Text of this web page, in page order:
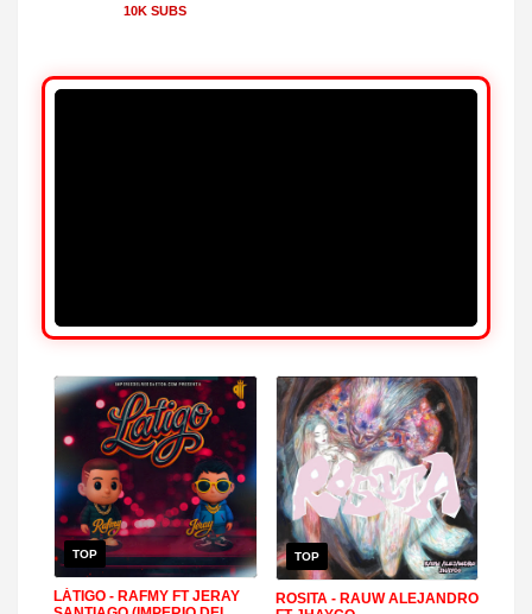
10K SUBS
TOP
LÁTIGO - RAFMY FT JERAY
TOP
ROSITA - RAUW ALEJANDRO